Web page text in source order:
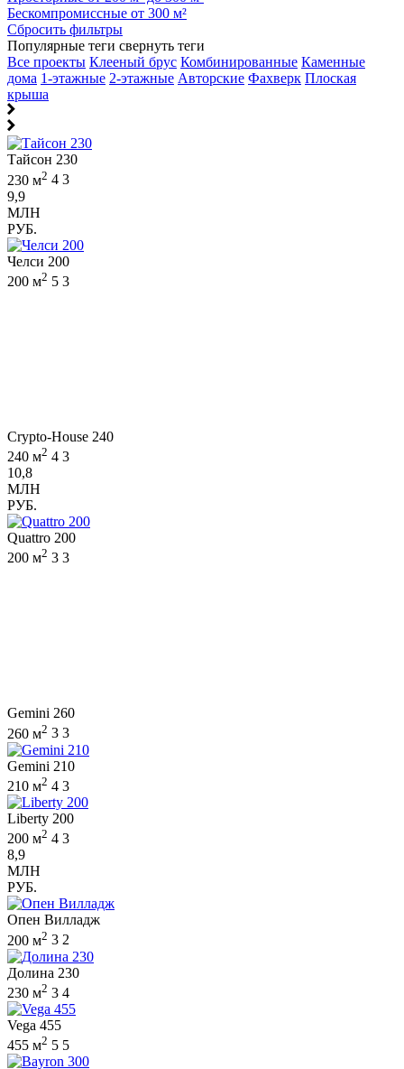
Бескомпромиссные от 300 м²
Сбросить фильтры
Популярные теги свернуть теги
Все проекты Клееный брус Комбинированные Каменные
дома 1-этажные 2-этажные Авторские Фахверк Плоская
крыша
Тайсон 230
230 м2 4 3
9,9
МЛН
РУБ.
Челси 200
200 м2 5 3
Crypto-House 240
240 м2 4 3
10,8
МЛН
РУБ.
Quattro 200
200 м2 3 3
Gemini 260
260 м2 3 3
Gemini 210
210 м2 4 3
Liberty 200
200 м2 4 3
8,9
МЛН
РУБ.
Опен Вилладж
200 м2 3 2
Долина 230
230 м2 3 4
Vega 455
455 м2 5 5